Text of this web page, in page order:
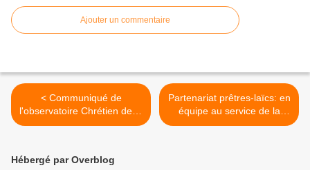
Ajouter un commentaire
< Communiqué de
l'observatoire Chrétien de la
laïcité : les attentats anti-
Partenariat prêtres-laïcs: en
équipe au service de la
communauté >
Hébergé par Overblog